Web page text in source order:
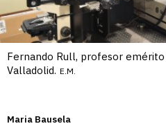
Fernando Rull, profesor emérito
Valladolid. E.M.
Maria Bausela